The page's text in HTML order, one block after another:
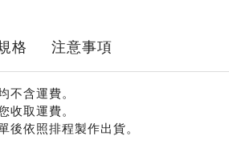
格 注意事項
不含運費。
收取運費。
後依照排程製作出貨。